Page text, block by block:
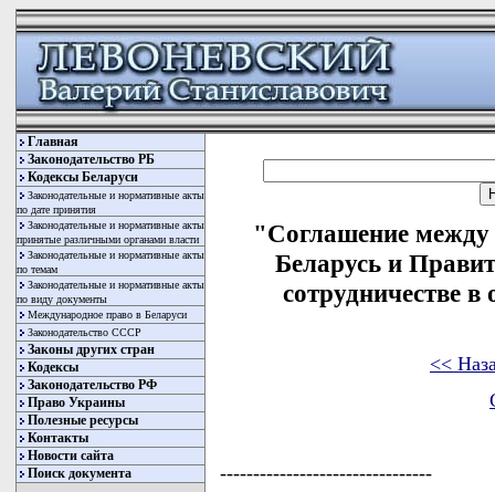
Главная
Законодательство РБ
Кодексы Беларуси
Законодательные и нормативные акты
по дате принятия
Законодательные и нормативные акты
принятые различными органами власти
Законодательные и нормативные акты
по темам
Законодательные и нормативные акты
по виду документы
Международное право в Беларуси
Законодательство СССР
Законы других стран
Кодексы
Законодательство РФ
Право Украины
Полезные ресурсы
Контакты
Новости сайта
Поиск документа
"Соглашение между
Беларусь и
сотрудничестве
<<
--------------------------------